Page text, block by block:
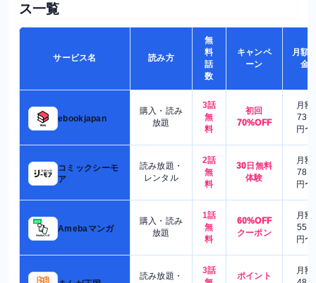
ス一覧
サービス名 読み方
無
料
話
数
キャンペ
ーン
月額
金
ebookjapan
購入・読み
放題
3話
無
料
初回
70%OFF
月額
730
円〜
コミックシーモ
ア
読み放題・
レンタル
2話
無
料
30日無料
体験
月額
780
円〜
Amebaマンガ
購入・読み
放題
1話
無
料
60%OFF
クーポン
月額
550
円〜
読み放題・
3話
ポイント
月額